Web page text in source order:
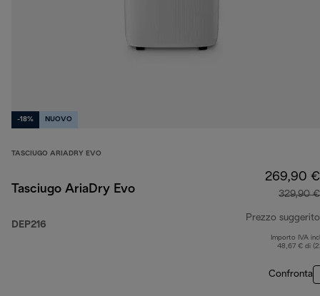
-18% NUOVO
TASCIUGO ARIADRY EVO
Tasciugo AriaDry Evo
DEP216
269,90 €
329,90 €
Prezzo suggerito
Importo IVA
48,67 € di
Confronta